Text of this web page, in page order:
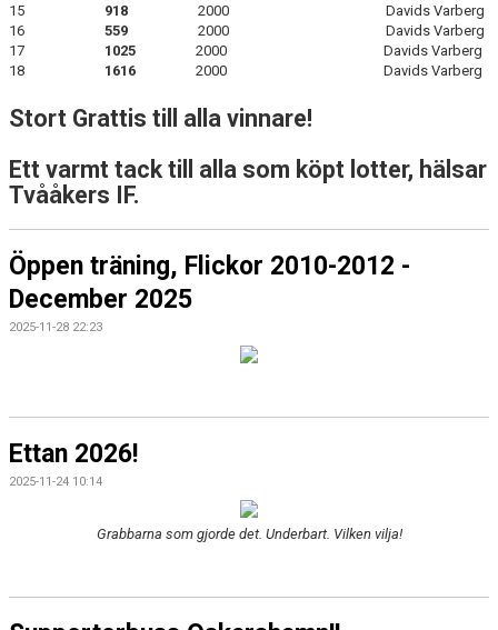
15
918 2000
Davids Varberg
16
559 2000
Davids Varberg
17
1025 2000
Davids Varberg
18
1616 2000 Davids Varberg
Stort Grattis till alla vinnare!
Ett varmt tack till alla som köpt lotter, hälsar
Tvååkers IF.
Öppen träning, Flickor 2010-2012 -
December 2025
2025-11-28 22:23
Ettan 2026!
2025-11-24 10:14
Grabbarna som gjorde det. Underbart. Vilken vilja!